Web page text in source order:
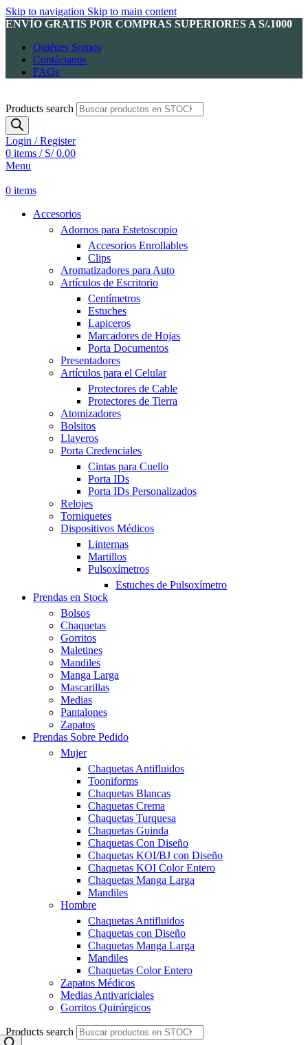
Skip to navigation Skip to main content
ENVÍO GRATIS POR COMPRAS SUPERIORES A S/.1000
Quiénes Somos
Contáctanos
FAQs
Products search
Login / Register
0 items / S/0.00
Menu
0 items
Accesorios
Adornos para Estetoscopio
Accesorios Enrollables
Clips
Aromatizadores para Auto
Artículos de Escritorio
Centímetros
Estuches
Lapiceros
Marcadores de Hojas
Porta Documentos
Presentadores
Artículos para el Celular
Protectores de Cable
Protectores de Tierra
Atomizadores
Bolsitos
Llaveros
Porta Credenciales
Cintas para Cuello
Porta IDs
Porta IDs Personalizados
Relojes
Torniquetes
Dispositivos Médicos
Linternas
Martillos
Pulsoxímetros
Estuches de Pulsoxímetro
Prendas en Stock
Bolsos
Chaquetas
Gorritos
Maletines
Mandiles
Manga Larga
Mascarillas
Medias
Pantalones
Zapatos
Prendas Sobre Pedido
Mujer
Chaquetas Antifluidos
Tooniforms
Chaquetas Blancas
Chaquetas Crema
Chaquetas Turquesa
Chaquetas Guinda
Chaquetas Con Diseño
Chaquetas KOI/BJ con Diseño
Chaquetas KOI Color Entero
Chaquetas Manga Larga
Mandiles
Hombre
Chaquetas Antifluidos
Chaquetas con Diseño
Chaquetas Manga Larga
Mandiles
Chaquetas Color Entero
Zapatos Médicos
Medias Antivariciales
Gorritos Quirúrgicos
Products search